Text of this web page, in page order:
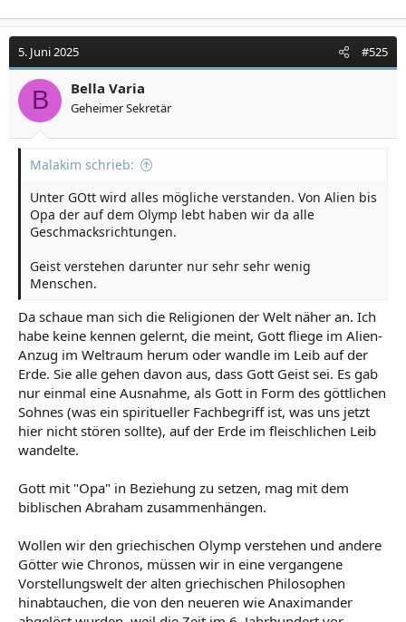
5. Juni 2025 #525
B Bella Varia
Geheimer Sekretär
Malakim schrieb:
Unter GOtt wird alles mögliche verstanden. Von Alien bis
Opa der auf dem Olymp lebt haben wir da alle
Geschmacksrichtungen.
Geist verstehen darunter nur sehr sehr wenig
Menschen.
Da schaue man sich die Religionen der Welt näher an. Ich
habe keine kennen gelernt, die meint, Gott fliege im Alien-
Anzug im Weltraum herum oder wandle im Leib auf der
Erde. Sie alle gehen davon aus, dass Gott Geist sei. Es gab
nur einmal eine Ausnahme, als Gott in Form des göttlichen
Sohnes (was ein spiritueller Fachbegriff ist, was uns jetzt
hier nicht stören sollte), auf der Erde im fleischlichen Leib
wandelte.
Gott mit "Opa" in Beziehung zu setzen, mag mit dem
biblischen Abraham zusammenhängen.
Wollen wir den griechischen Olymp verstehen und andere
Götter wie Chronos, müssen wir in eine vergangene
Vorstellungswelt der alten griechischen Philosophen
hinabtauchen, die von den neueren wie Anaximander